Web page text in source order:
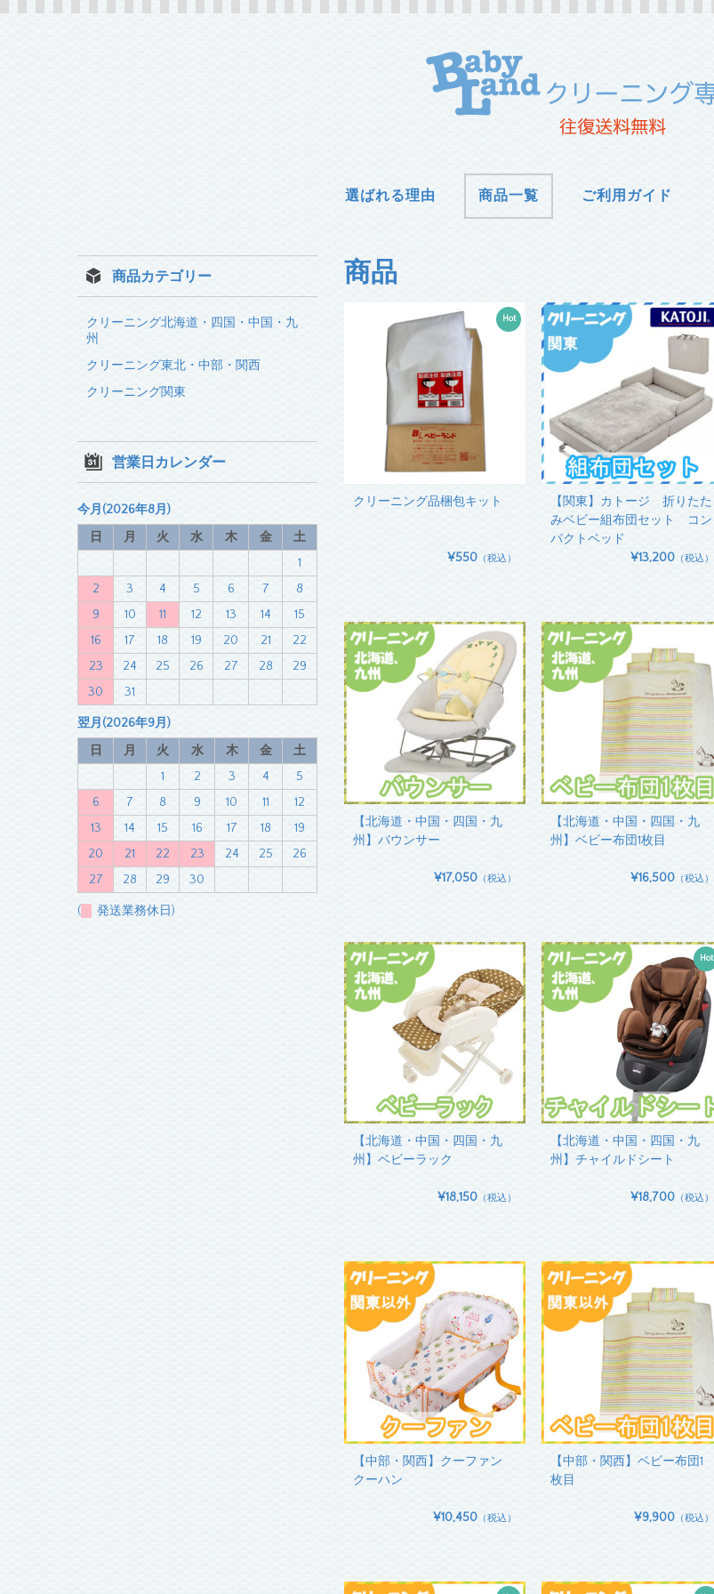
選ばれる理由 商品一覧 ご利用ガイド
商品
Hot
クリーニング品梱包キット
¥550 （税込）
【関東】カトージ 折りたた
みベビー組布団セット コン
パクトベッド
¥13,200 （税込）
【北海道・中国・四国・九
州】バウンサー
¥17,050 （税込）
【北海道・中国・四国・九
州】ベビー布団1枚目
¥16,500 （税込）
【北海道・中国・四国・九
州】ベビーラック
¥18,150 （税込）
Hot
【北海道・中国・四国・九
州】チャイルドシート
¥18,700 （税込）
【中部・関西】クーファン
クーハン
¥10,450 （税込）
【中部・関西】ベビー布団1
枚目
¥9,900 （税込）
商品カテゴリー
クリーニング北海道・四国・中国・九
州
クリーニング東北・中部・関西
クリーニング関東
営業日カレンダー
今月(2026年8月)
日
月 火 水 木 金
土
1
2
3 4 5 6 7
8
9
10 11 12 13 14
15
16
17 18 19 20 21
22
23
24 25 26 27 28
29
30
31
翌月(2026年9月)
日
月 火 水 木 金
土
1
2 3 4
5
6
7 8 9 10 11
12
13
14 15 16 17 18
19
20
21 22 23 24 25
26
27
28 29 30
( 発送業務休日)